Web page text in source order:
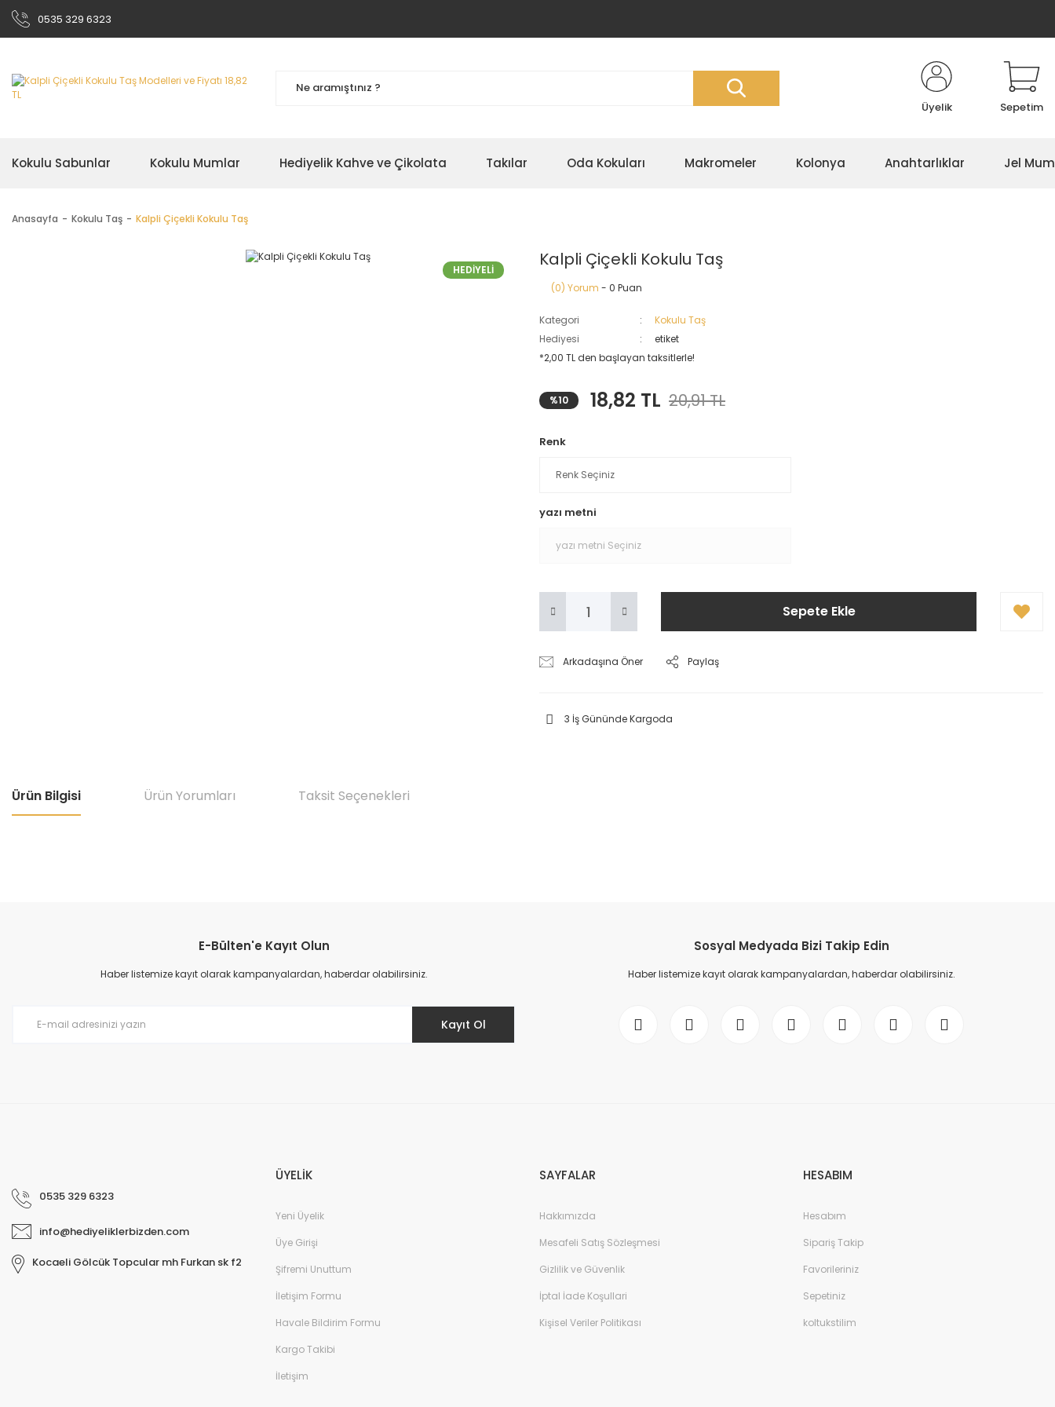
0535 329 6323
Üyelik Sepetim
Kokulu Sabunlar Kokulu Mumlar Hediyelik Kahve ve Çikolata Takılar Oda Kokuları Makromeler Kolonya Anahtarlıklar Jel
Anasayfa Kokulu Taş Kalpli Çiçekli Kokulu Taş
HEDİYELİ Kalpli Çiçekli Kokulu Taş
(0) Yorum - 0 Puan
Kategori
Kokulu Taş
Hediyesi
etiket
*2,00 TL den başlayan taksitlerle!
%10 18,82 TL 20,91 TL
Renk
yazı metni
Sepete Ekle
Arkadaşına Öner Paylaş
3 İş Gününde Kargoda
Ürün Bilgisi Ürün Yorumları Taksit Seçenekleri
E-Bülten'e Kayıt Olun
Haber listemize kayıt olarak kampanyalardan, haberdar olabilirsiniz.
Kayıt Ol
Sosyal Medyada Bizi Takip Edin
Haber listemize kayıt olarak kampanyalardan, haberdar olabilirsiniz.
0535 329 6323
info@hediyeliklerbizden.com
Kocaeli Gölcük Topcular mh Furkan sk f2
ÜYELİK
Yeni Üyelik
Üye Girişi
Şifremi Unuttum
İletişim Formu
Havale Bildirim Formu
Kargo Takibi
İletişim
SAYFALAR
Hakkımızda
Mesafeli Satış Sözleşmesi
Gizlilik ve Güvenlik
İptal İade Koşullari
Kişisel Veriler Politikası
HESABIM
Hesabım
Sipariş Takip
Favorileriniz
Sepetiniz
koltukstilim